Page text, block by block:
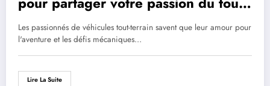
terrain
Les passionnés de véhicules tout-terrain savent que leur amour pour
l'aventure et les défis mécaniques…
Lire La Suite